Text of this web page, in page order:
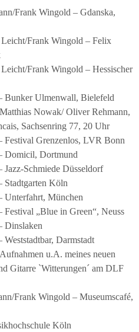
Frank Wingold – Gdanska,
Frank Wingold – Felix
Frank Wingold – Hessischer
Bunker Ulmenwall, Bielefeld
Nowak/ Oliver Rehmann,
Sachsenring 77, 20 Uhr
Festival Grenzenlos, LVR Bonn
Domicil, Dortmund
Schmiede Düsseldorf
Stadtgarten Köln
Unterfahrt, München
„Blue in Green“, Neuss
Dinslaken
Darmstadt
u.A. meines neuen
Gitarre `Witterungen´ am DLF
Frank Wingold – Museumscafé,
Köln